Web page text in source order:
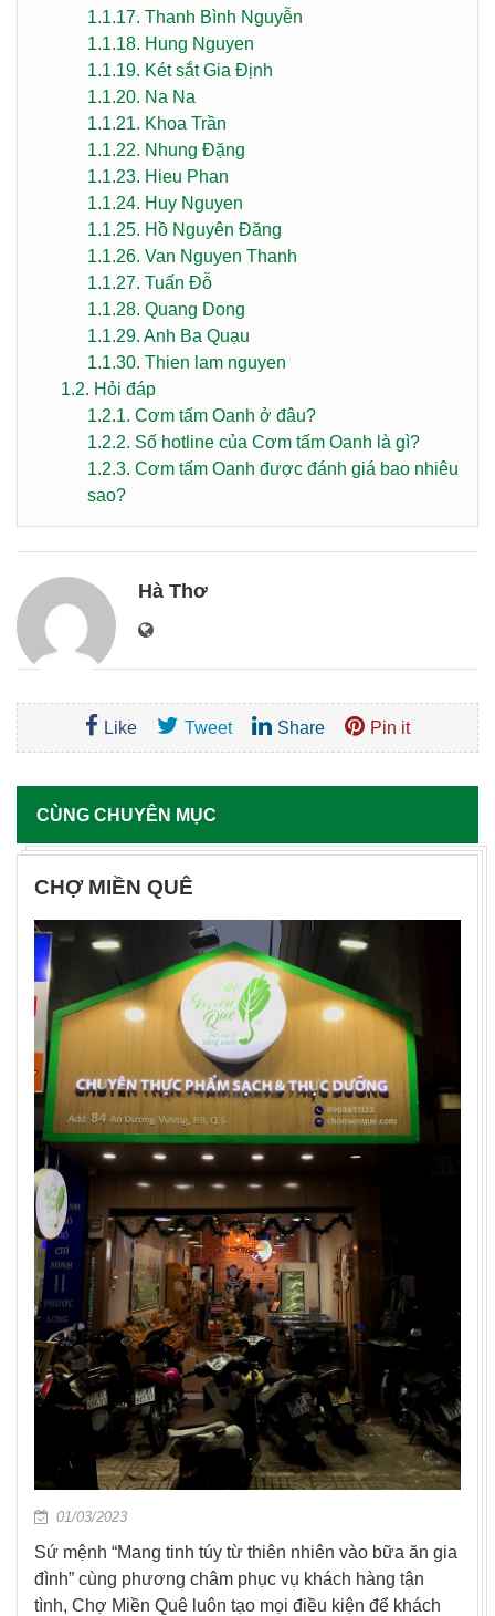
1.1.17. Thanh Bình Nguyễn
1.1.18. Hung Nguyen
1.1.19. Két sắt Gia Định
1.1.20. Na Na
1.1.21. Khoa Trần
1.1.22. Nhung Đặng
1.1.23. Hieu Phan
1.1.24. Huy Nguyen
1.1.25. Hồ Nguyên Đăng
1.1.26. Van Nguyen Thanh
1.1.27. Tuấn Đỗ
1.1.28. Quang Dong
1.1.29. Anh Ba Quạu
1.1.30. Thien lam nguyen
1.2. Hỏi đáp
1.2.1. Cơm tấm Oanh ở đâu?
1.2.2. Số hotline của Cơm tấm Oanh là gì?
1.2.3. Cơm tấm Oanh được đánh giá bao nhiêu
sao?
Hà Thơ
Like Tweet Share Pin it
CÙNG CHUYÊN MỤC
CHỢ MIỀN QUÊ
01/03/2023
Sứ mệnh “Mang tinh túy từ thiên nhiên vào bữa ăn gia
đình” cùng phương châm phục vụ khách hàng tận
tình, Chợ Miền Quê luôn tạo mọi điều kiện để khách